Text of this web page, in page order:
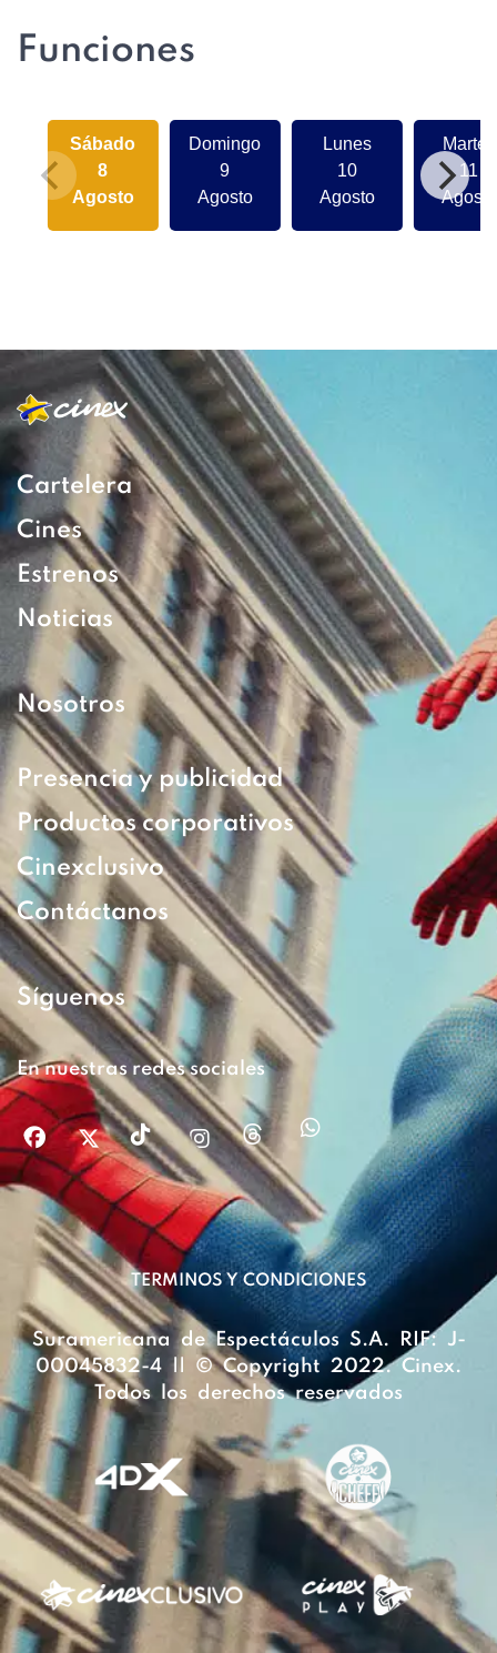
Funciones
Sábado
8
Agosto
Domingo
9
Agosto
Lunes
10
Agosto
Martes
11
Agosto
Cartelera
Cines
Estrenos
Noticias
Nosotros
Presencia y publicidad
Productos corporativos
Cinexclusivo
Contáctanos
Síguenos
En nuestras redes sociales
TERMINOS Y CONDICIONES
Suramericana de Espectáculos S.A. RIF: J-
00045832-4 || © Copyright 2022. Cinex.
Todos los derechos reservados